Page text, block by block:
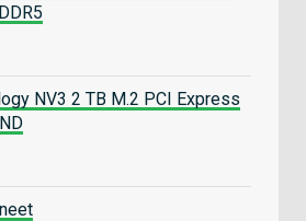
NV3 2 TB M.2 PCI Express